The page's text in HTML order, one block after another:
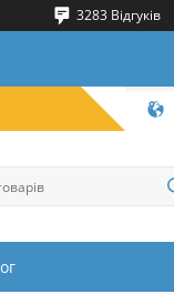
3283 Відгуків